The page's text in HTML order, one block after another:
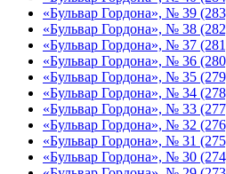
«Бульвар Гордона», № 39
«Бульвар Гордона», № 38
«Бульвар Гордона», № 37
«Бульвар Гордона», № 36
«Бульвар Гордона», № 35
«Бульвар Гордона», № 34
«Бульвар Гордона», № 33
«Бульвар Гордона», № 32
«Бульвар Гордона», № 31
«Бульвар Гордона», № 30